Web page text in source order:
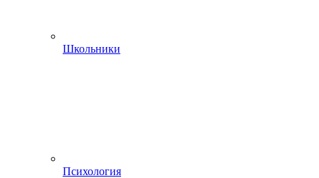
Школьники
Психология